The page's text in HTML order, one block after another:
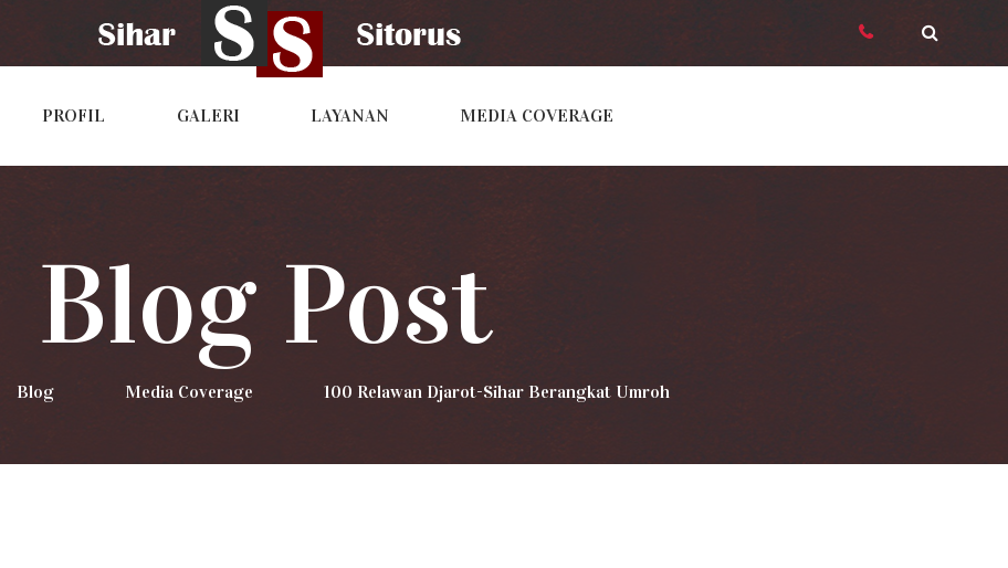
PROFIL GALERI LAYANAN MEDIA COVERAGE
Blog Post
Blog Media Coverage 100 Relawan Djarot-Sihar Berangkat Umroh